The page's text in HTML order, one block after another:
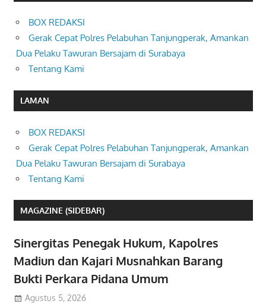
BOX REDAKSI
Gerak Cepat Polres Pelabuhan Tanjungperak, Amankan
Dua Pelaku Tawuran Bersajam di Surabaya
Tentang Kami
LAMAN
BOX REDAKSI
Gerak Cepat Polres Pelabuhan Tanjungperak, Amankan
Dua Pelaku Tawuran Bersajam di Surabaya
Tentang Kami
MAGAZINE (SIDEBAR)
Sinergitas Penegak Hukum, Kapolres
Madiun dan Kajari Musnahkan Barang
Bukti Perkara Pidana Umum
Agustus 5, 2026